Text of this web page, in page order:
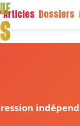
Articles Dossiers